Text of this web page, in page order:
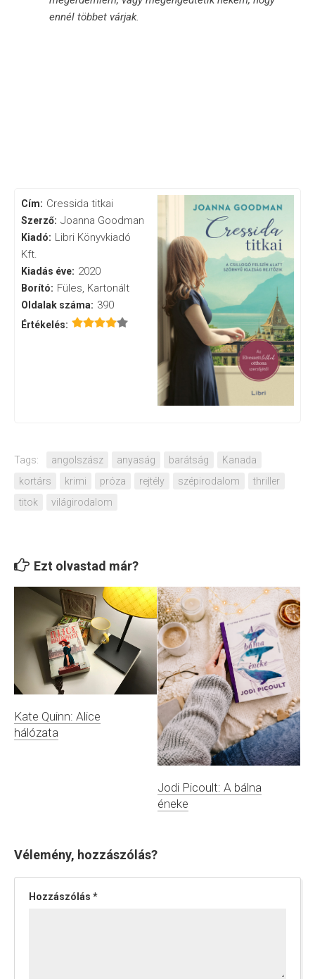
ennél többet várjak.
Cím: Cressida titkai
Szerző: Joanna Goodman
Kiadó: Libri Könyvkiadó
Kft.
Kiadás éve: 2020
Borító: Füles, Kartonált
Oldalak száma: 390
Értékelés:
Tags: angolszász anyaság barátság
Kanada
kortárs
krimi próza rejtély szépirodalom
thriller
titok
világirodalom
Ezt olvastad már?
Kate Quinn: Alice
hálózata
Jodi Picoult: A bálna
éneke
Vélemény, hozzászólás?
Hozzászólás *